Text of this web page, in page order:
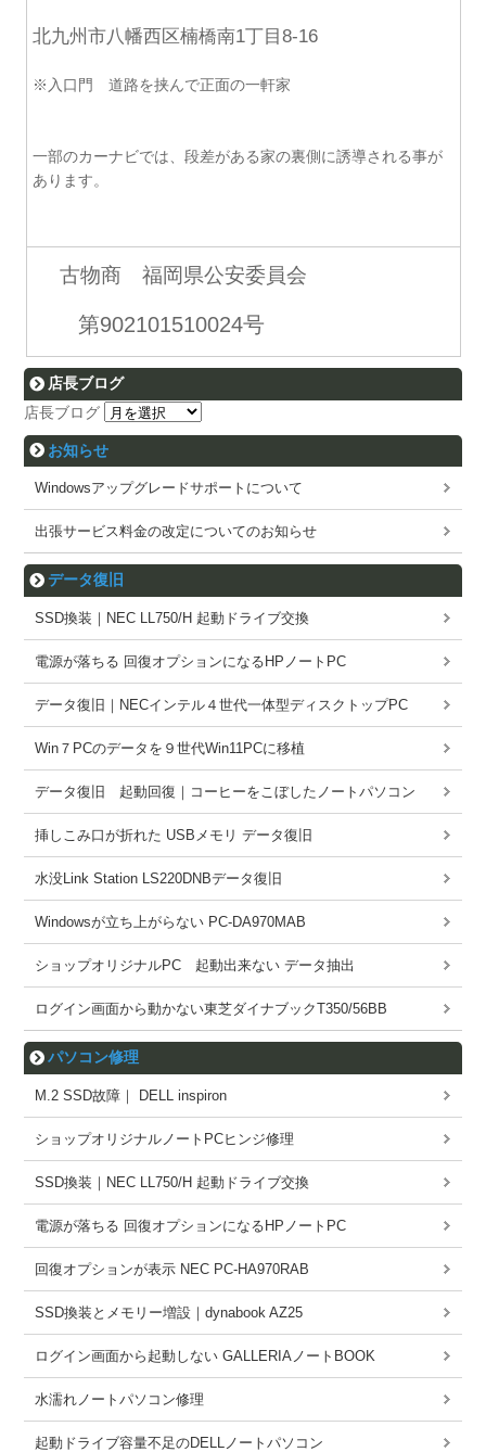
北九州市八幡西区楠橋南1丁目8-16
※入口門 道路を挟んで正面の一軒家
一部のカーナビでは、段差がある家の裏側に誘導される事が
あります。
古物商 福岡県公安委員会
第902101510024号
店長ブログ
店長ブログ
お知らせ
Windowsアップグレードサポートについて
出張サービス料金の改定についてのお知らせ
データ復旧
SSD換装｜NEC LL750/H 起動ドライブ交換
電源が落ちる 回復オプションになるHPノートPC
データ復旧｜NECインテル４世代一体型ディスクトップPC
Win７PCのデータを９世代Win11PCに移植
データ復旧 起動回復｜コーヒーをこぼしたノートパソコン
挿しこみ口が折れた USBメモリ データ復旧
水没Link Station LS220DNBデータ復旧
Windowsが立ち上がらない PC-DA970MAB
ショップオリジナルPC 起動出来ない データ抽出
ログイン画面から動かない東芝ダイナブックT350/56BB
パソコン修理
M.2 SSD故障｜ DELL inspiron
ショップオリジナルノートPCヒンジ修理
SSD換装｜NEC LL750/H 起動ドライブ交換
電源が落ちる 回復オプションになるHPノートPC
回復オプションが表示 NEC PC-HA970RAB
SSD換装とメモリー増設｜dynabook AZ25
ログイン画面から起動しない GALLERIAノートBOOK
水濡れノートパソコン修理
起動ドライブ容量不足のDELLノートパソコン